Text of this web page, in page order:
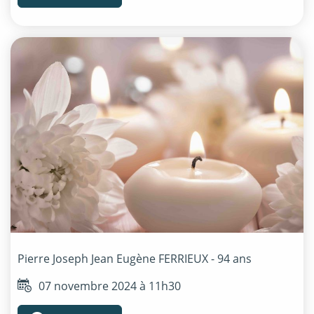
Pierre Joseph Jean Eugène FERRIEUX- 94 ans
07 novembre 2024 à 11h30